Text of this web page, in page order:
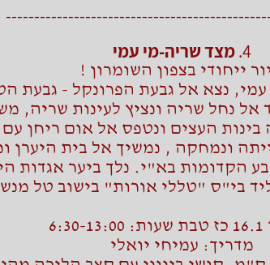
4. מצד שריה-מי עמי
ייחודי בצפון השומרון !
עמי, נצא אל גבעת הפרונקל - גבעת
נחל שריה ונציץ לעינות שריה,
העצים ונטפס אל אום ריחן עם
ונמחקה , נמשיך אל בית היערן
הקדומות בא"י. נלך ביער אגדות
ליד בי"ס "טללי אורות" בישוב טל
מדריך: עמיחי יואלי